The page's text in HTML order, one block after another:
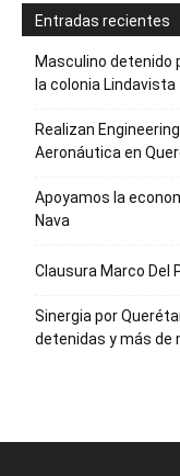
Entradas recientes
Masculino detenido
la colonia Lindavista
Realizan
Aeronáutica en
Apoyamos la
Nava
Clausura Marco Del
Sinergia por
detenidas y más de